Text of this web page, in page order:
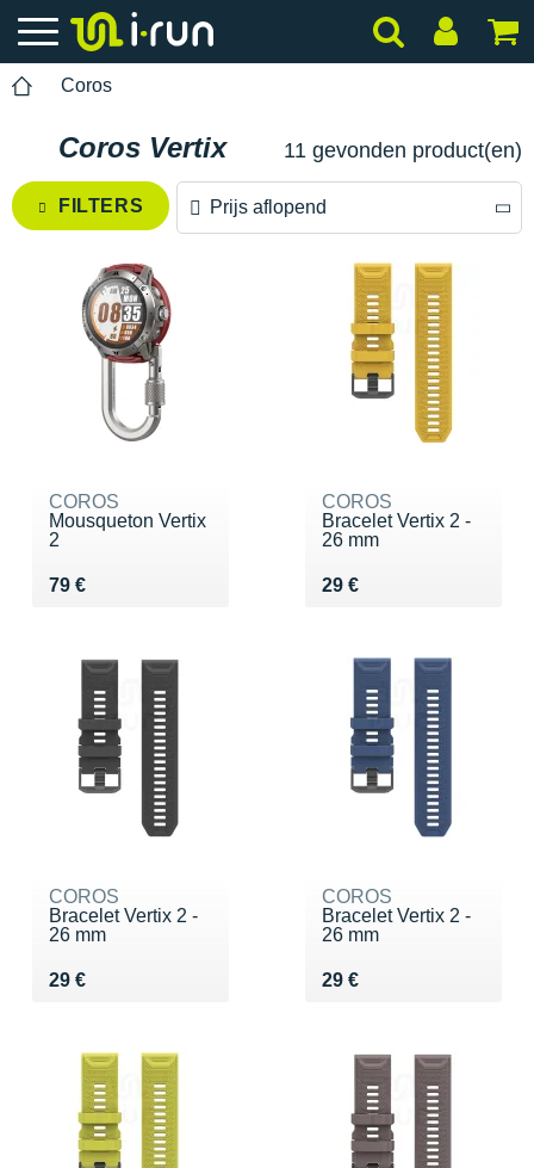
Coros
Coros Vertix 11 gevonden product(en)
FILTERS Prijs aflopend
COROS
Mousqueton Vertix
2
79 €
Vendu 79 €
COROS
Bracelet Vertix 2 -
26 mm
29 €
Vendu 29 €
COROS
Bracelet Vertix 2 -
26 mm
29 €
Vendu 29 €
COROS
Bracelet Vertix 2 -
26 mm
29 €
Vendu 29 €